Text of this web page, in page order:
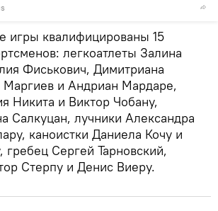
игры квалифицированы 15
легкоатлеты Залина
Фиськович, Димитриана
и Андриан Мардаре,
Никита и Виктор Чобану,
Салкуцан, лучники Александра
каноистки Даниела Кочу и
Сергей Тарновский,
Стерпу и Денис Виеру.